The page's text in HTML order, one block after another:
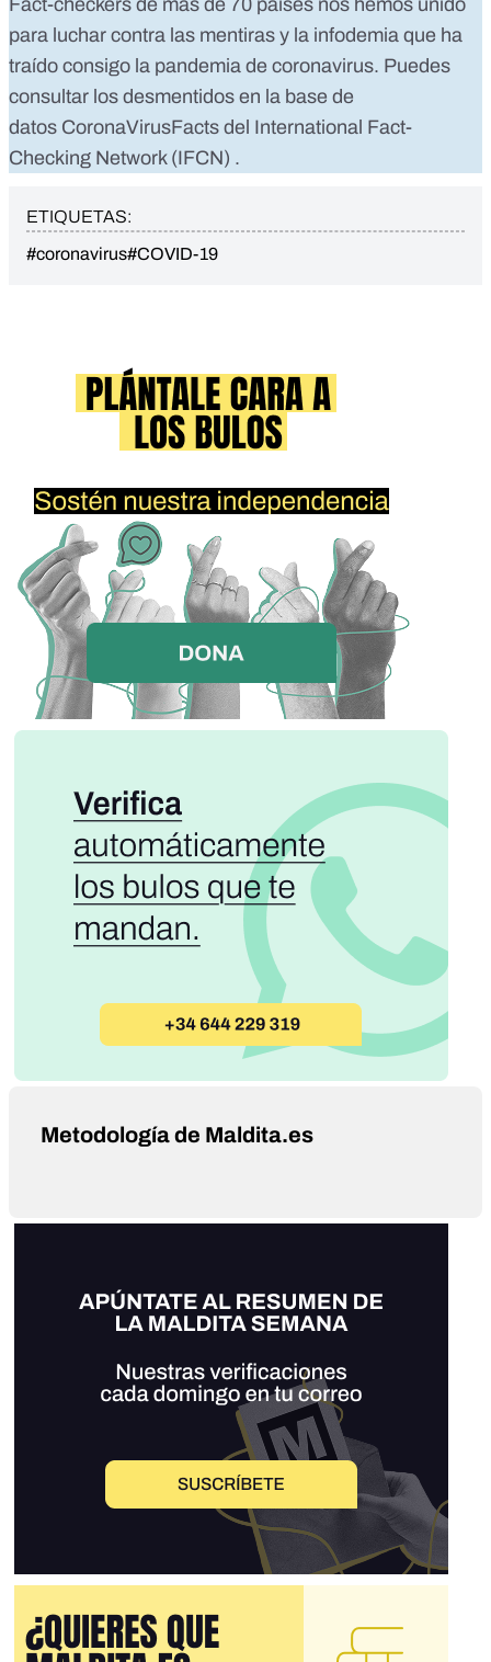
Fact-checkers de más de 70 países nos hemos unido
para luchar contra las mentiras y la infodemia que ha
traído consigo la pandemia de coronavirus. Puedes
consultar los desmentidos en la base de
datos CoronaVirusFacts del International Fact-
Checking Network (IFCN) .
ETIQUETAS:
#coronavirus#COVID-19
Metodología de Maldita.es